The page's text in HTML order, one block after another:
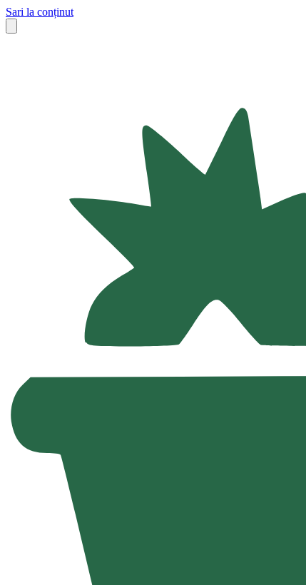
Sari la conținut